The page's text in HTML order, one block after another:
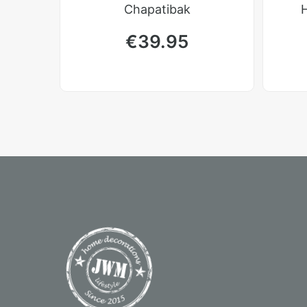
Chapatibak
€39.95